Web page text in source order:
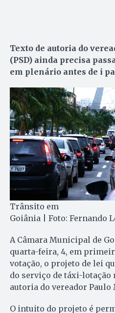
Texto de autoria do
(PSD) ainda precisa
em plenário antes de i
Trânsito em
Goiânia | Foto: Fernando
A Câmara Municipal de
quarta-feira, 4, em
votação, o projeto de lei
do serviço de táxi-lotação
autoria do vereador Paulo
O intuito do projeto é